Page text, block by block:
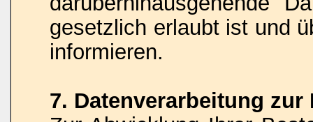
gesetzlich erlaubt ist und
informieren.
7. Datenverarbeitung